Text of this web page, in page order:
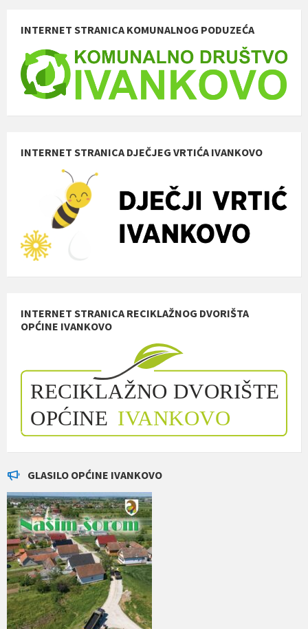
INTERNET STRANICA KOMUNALNOG PODUZEĆA
INTERNET STRANICA DJEČJEG VRTIĆA IVANKOVO
INTERNET STRANICA RECIKLAŽNOG DVORIŠTA
OPĆINE IVANKOVO
GLASILO OPĆINE IVANKOVO